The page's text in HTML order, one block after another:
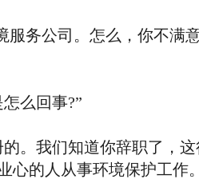
务公司。怎么，你不满
么回事?”
我们知道你辞职了，这
心的人从事环境保护工作